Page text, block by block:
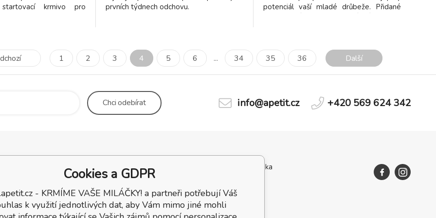
krmivo pro
se používat
týdne života.
prvních týdnech odchovu.
potenciál vaší mladé drůbeže. Přidané
1 2 3 4 5 6 ... 34 35 36 Další
Chciodebírat info@apetit.cz +420 569 624 342
Obchodní, dodací a platební
podmínky, ochrana osobních
údajů
Odstoupení od smlouvy
Kontakty
Apetit Zajícova zahrádka
B2B
Cookies a GDPR
- KRMÍME VAŠE MILÁČKY! a partneři potřebují Váš
k využití jednotlivých dat, aby Vám mimo jiné mohli